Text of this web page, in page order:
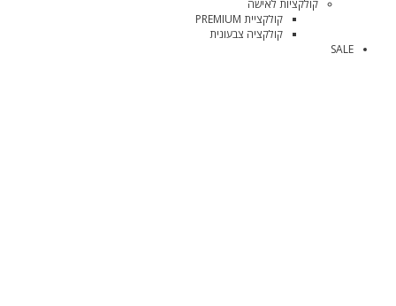
קולקציות לאישה
קולקציית PREMIUM
קולקציה צבעונית
SALE